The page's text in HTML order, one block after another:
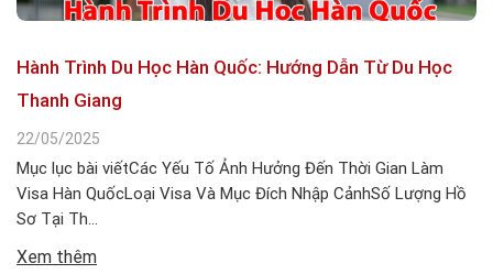
Hành Trình Du Học Hàn Quốc: Hướng Dẫn Từ Du Học
Thanh Giang
22/05/2025
Mục lục bài viếtCác Yếu Tố Ảnh Hưởng Đến Thời Gian Làm
Visa Hàn QuốcLoại Visa Và Mục Đích Nhập CảnhSố Lượng Hồ
Sơ Tại Th...
Xem thêm